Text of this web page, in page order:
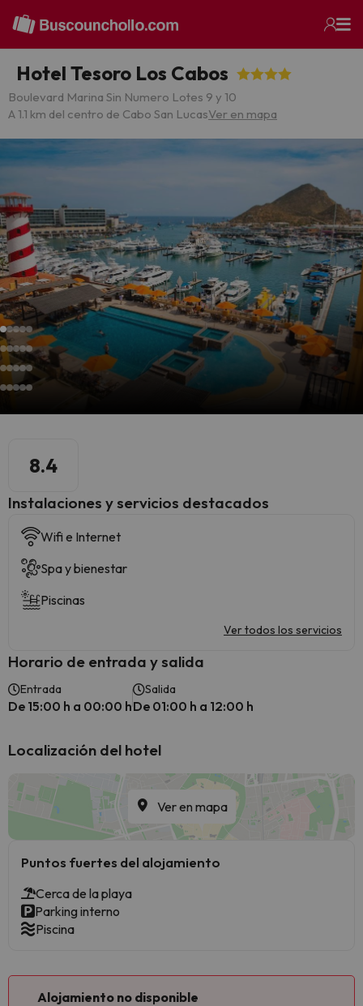
Hotel Tesoro Los Cabos
Boulevard Marina Sin Numero Lotes 9 y 10
A 1.1 km del centro de Cabo San LucasVer en mapa
8.4
Instalaciones y servicios destacados
Wifi e Internet
Spa y bienestar
Piscinas
Ver todos los servicios
Horario de entrada y salida
Entrada
De 15:00 h a 00:00 h
Salida
De 01:00 h a 12:00 h
Localización del hotel
Ver en mapa
Puntos fuertes del alojamiento
Cerca de la playa
Parking interno
Piscina
Alojamiento no disponible